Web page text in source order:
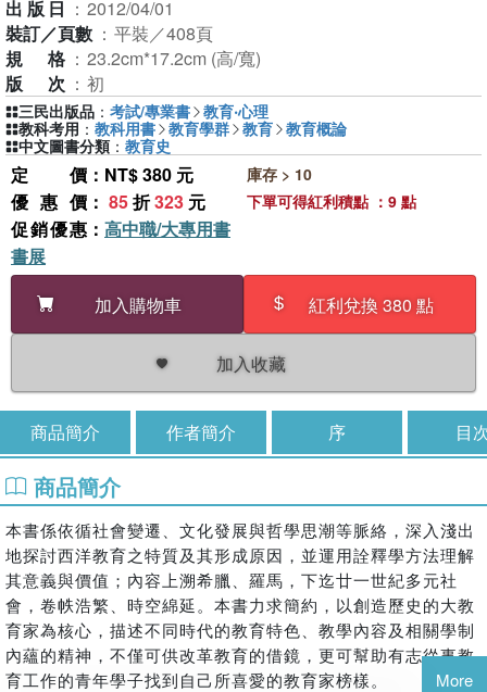
出版日 ： 2012/04/01
裝訂／頁數 ： 平裝／408頁
規格 ： 23.2cm*17.2cm (高/寬)
版次 ： 初
定價 ：NT$ 380 元
優惠價 ： 85折323 元
促銷優惠 ： 高中職/大專用書
書展
加入購物車
紅利兌換 380 點
加入收藏
庫存 > 10
下單可得紅利積點 ：9 點
三民出版品 ： 考試/專業書 教育‧心理
教科考用 ： 教科用書 教育學群 教育 教育概論
中文圖書分類 ： 教育史
商品簡介 作者簡介 序 目
商品簡介
本書係依循社會變遷、文化發展與哲學思潮等脈絡，深入淺出
地探討西洋教育之特質及其形成原因，並運用詮釋學方法理解
其意義與價值；內容上溯希臘、羅馬，下迄廿一世紀多元社
會，卷帙浩繁、時空綿延。本書力求簡約，以創造歷史的大教
育家為核心，描述不同時代的教育特色、教學內容及相關學制
內蘊的精神，不僅可供改革教育的借鏡，更可幫助有志從事教
育工作的青年學子找到自己所喜愛的教育家榜樣。
More